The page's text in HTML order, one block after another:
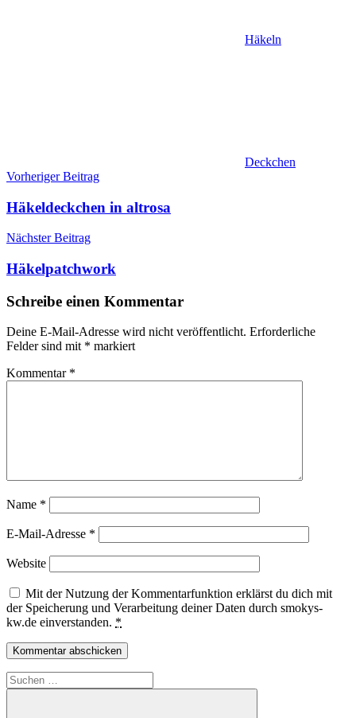
Häkeln
Deckchen
Beitragsnavigation
Vorheriger Beitrag
Häkeldeckchen in altrosa
Nächster Beitrag
Häkelpatchwork
Schreibe einen Kommentar
Deine E-Mail-Adresse wird nicht veröffentlicht. Erforderliche
Felder sind mit * markiert
Kommentar *
Name *
E-Mail-Adresse *
Website
Mit der Nutzung der Kommentarfunktion erklärst du dich mit
der Speicherung und Verarbeitung deiner Daten durch smokys-
kw.de einverstanden. *
Suchen
nach: